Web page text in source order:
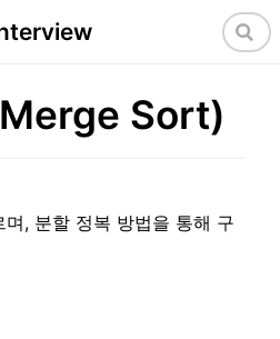
Sort)
, 분할 정복 방법을 통해 구